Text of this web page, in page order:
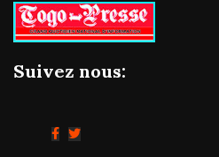
Suivez nous: